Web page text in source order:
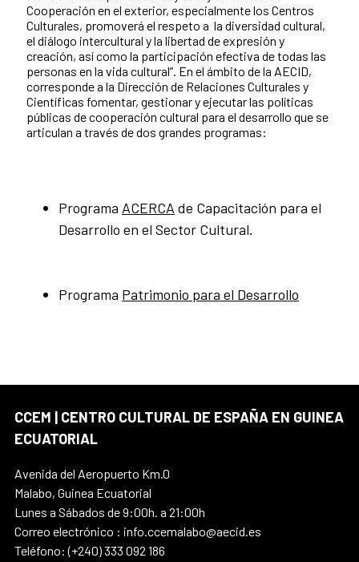
Cooperación en el exterior, especialmente los Centros
Culturales, promoverá el respeto a la diversidad cultural,
el diálogo intercultural y la libertad de expresión y
creación, así como la participación efectiva de todas las
personas en la vida cultural”. En el ámbito de la AECID,
corresponde a la Dirección de Relaciones Culturales y
Científicas fomentar, gestionar y ejecutar las políticas
públicas de cooperación cultural para el desarrollo que se
articulan a través de dos grandes programas:
Programa ACERCA de Capacitación para el
Desarrollo en el Sector Cultural.
Programa Patrimonio para el Desarrollo
CCEM | CENTRO CULTURAL DE ESPAÑA EN GUINEA
ECUATORIAL
Avenida del Aeropuerto Km.0
Malabo, Guinea Ecuatorial
Lunes a Sábados de 9:00h. a 21:00h
Correo electrónico : info.ccemalabo@aecid.es
Teléfono: (+240) 333 092 186